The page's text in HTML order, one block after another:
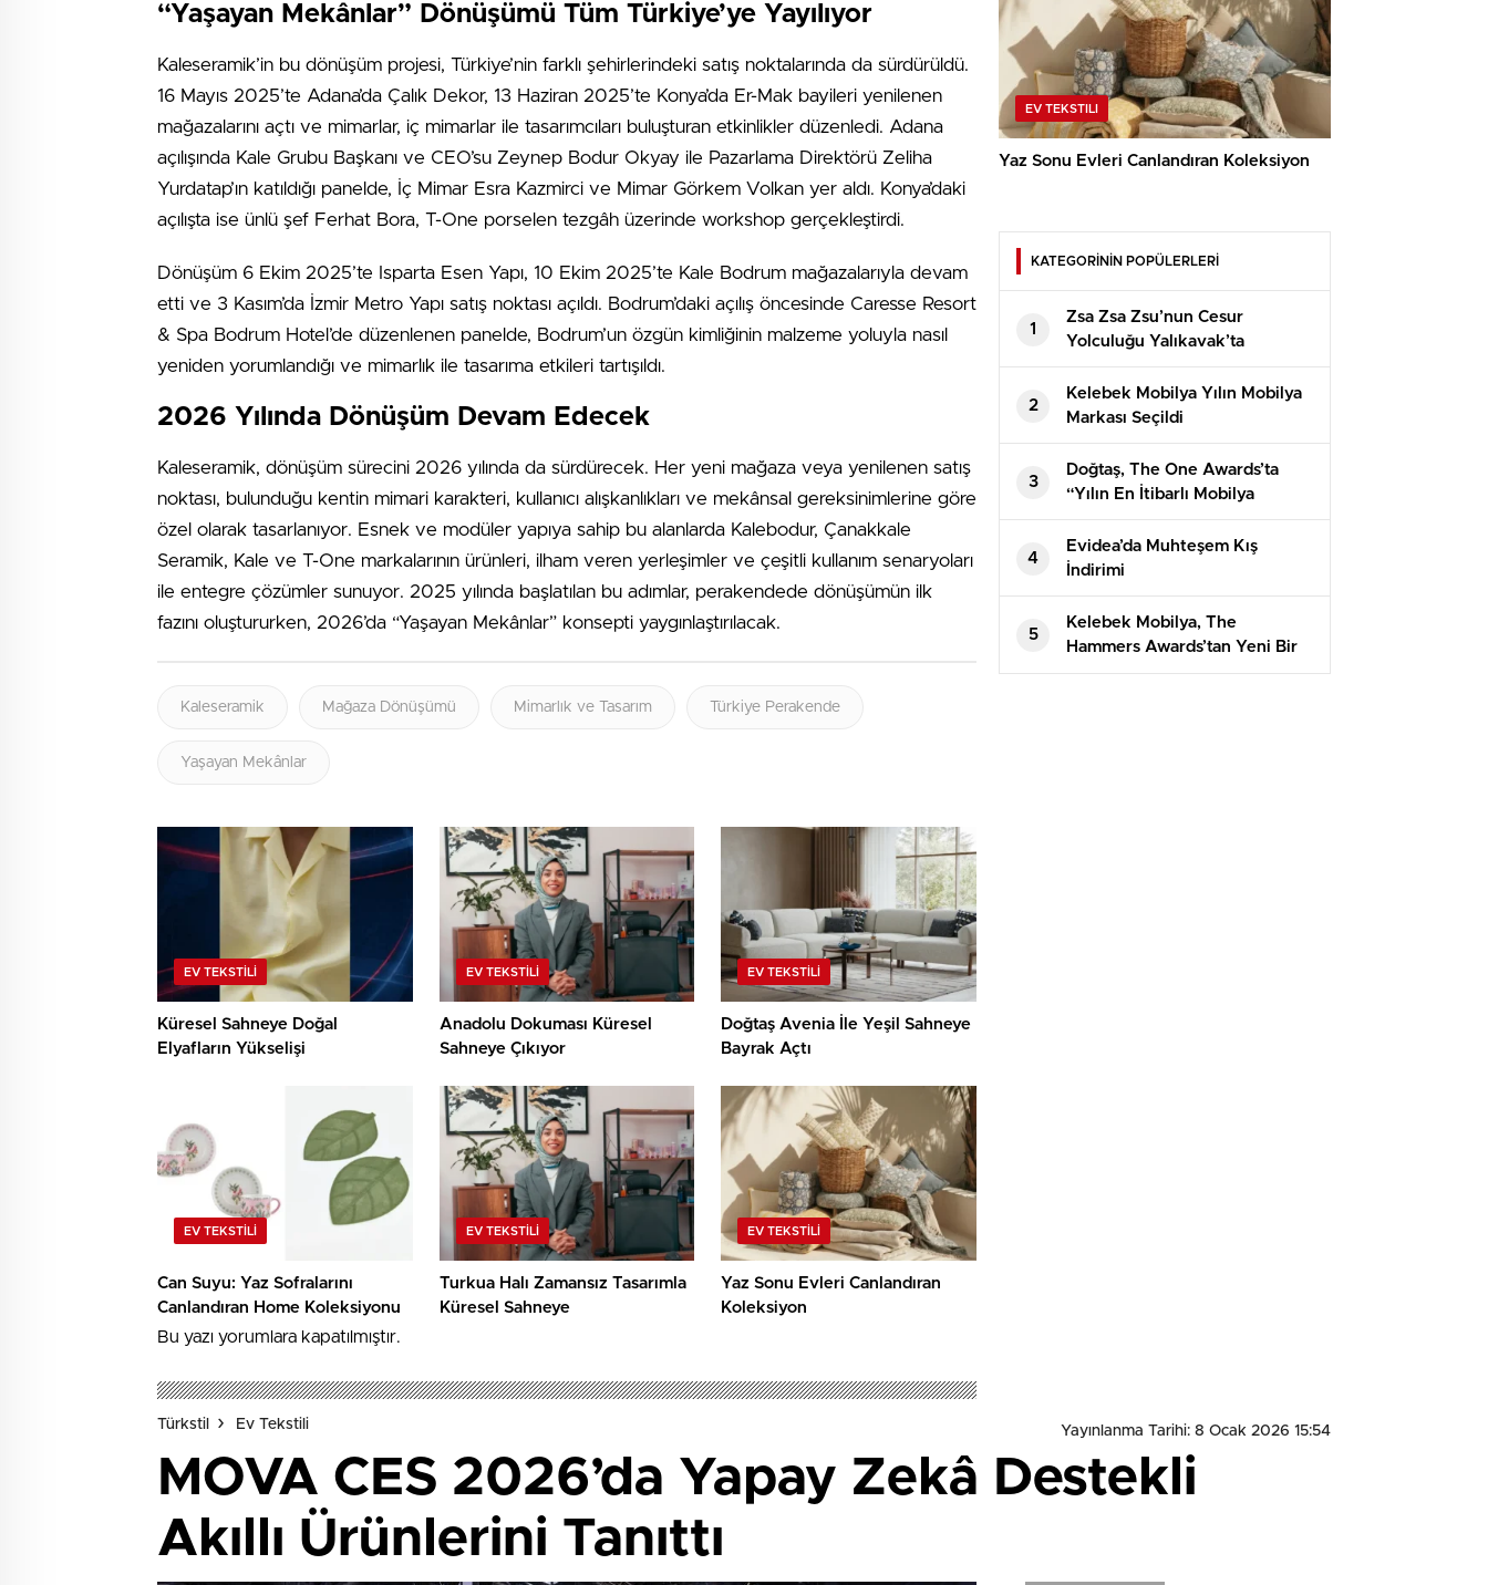
“Yaşayan Mekânlar” Dönüşümü Tüm Türkiye’ye Yayılıyor
Kaleseramik’in bu dönüşüm projesi, Türkiye’nin farklı şehirlerindeki satış noktalarında da sürdürüldü.
16 Mayıs 2025’te Adana’da Çalık Dekor, 13 Haziran 2025’te Konya’da Er-Mak bayileri yenilenen
mağazalarını açtı ve mimarlar, iç mimarlar ile tasarımcıları buluşturan etkinlikler düzenledi. Adana
açılışında Kale Grubu Başkanı ve CEO’su Zeynep Bodur Okyay ile Pazarlama Direktörü Zeliha
Yurdatap’ın katıldığı panelde, İç Mimar Esra Kazmirci ve Mimar Görkem Volkan yer aldı. Konya’daki
açılışta ise ünlü şef Ferhat Bora, T-One porselen tezgâh üzerinde workshop gerçekleştirdi.
Dönüşüm 6 Ekim 2025’te Isparta Esen Yapı, 10 Ekim 2025’te Kale Bodrum mağazalarıyla devam
etti ve 3 Kasım’da İzmir Metro Yapı satış noktası açıldı. Bodrum’daki açılış öncesinde Caresse Resort
& Spa Bodrum Hotel’de düzenlenen panelde, Bodrum’un özgün kimliğinin malzeme yoluyla nasıl
yeniden yorumlandığı ve mimarlık ile tasarıma etkileri tartışıldı.
2026 Yılında Dönüşüm Devam Edecek
Kaleseramik, dönüşüm sürecini 2026 yılında da sürdürecek. Her yeni mağaza veya yenilenen satış
noktası, bulunduğu kentin mimari karakteri, kullanıcı alışkanlıkları ve mekânsal gereksinimlerine göre
özel olarak tasarlanıyor. Esnek ve modüler yapıya sahip bu alanlarda Kalebodur, Çanakkale
Seramik, Kale ve T-One markalarının ürünleri, ilham veren yerleşimler ve çeşitli kullanım senaryoları
ile entegre çözümler sunuyor. 2025 yılında başlatılan bu adımlar, perakendede dönüşümün ilk
fazını oluştururken, 2026’da “Yaşayan Mekânlar” konsepti yaygınlaştırılacak.
Kaleseramik Mağaza Dönüşümü Mimarlık ve Tasarım Türkiye Perakende
Yaşayan Mekânlar
EV TEKSTILI
Küresel Sahneye Doğal
Elyafların Yükselişi
EV TEKSTILI
Anadolu Dokuması Küresel
Sahneye Çıkıyor
EV TEKSTILI
Doğtaş Avenia İle Yeşil Sahneye
Bayrak Açtı
EV TEKSTILI
Can Suyu: Yaz Sofralarını
Canlandıran Home Koleksiyonu
EV TEKSTILI
Turkua Halı Zamansız Tasarımla
Küresel Sahneye
EV TEKSTILI
Yaz Sonu Evleri Canlandıran
Koleksiyon
Bu yazı yorumlara kapatılmıştır.
EV TEKSTILI
Yaz Sonu Evleri Canlandıran Koleksiyon
KATEGORİNİN POPÜLERLERİ
1
Zsa Zsa Zsu’nun Cesur
Yolculuğu Yalıkavak’ta
Büyüyor
2
Kelebek Mobilya Yılın Mobilya
Markası Seçildi
3
Doğtaş, The One Awards’ta
“Yılın En İtibarlı Mobilya
Markası” Seçildi
4
Evidea’da Muhteşem Kış
İndirimi
5
Kelebek Mobilya, The
Hammers Awards’tan Yeni Bir
Ödülle Dönüyor
Türkstil Ev Tekstili Yayınlanma Tarihi: 8 Ocak 2026 15:54
MOVA CES 2026’da Yapay Zekâ Destekli
Akıllı Ürünlerini Tanıttı